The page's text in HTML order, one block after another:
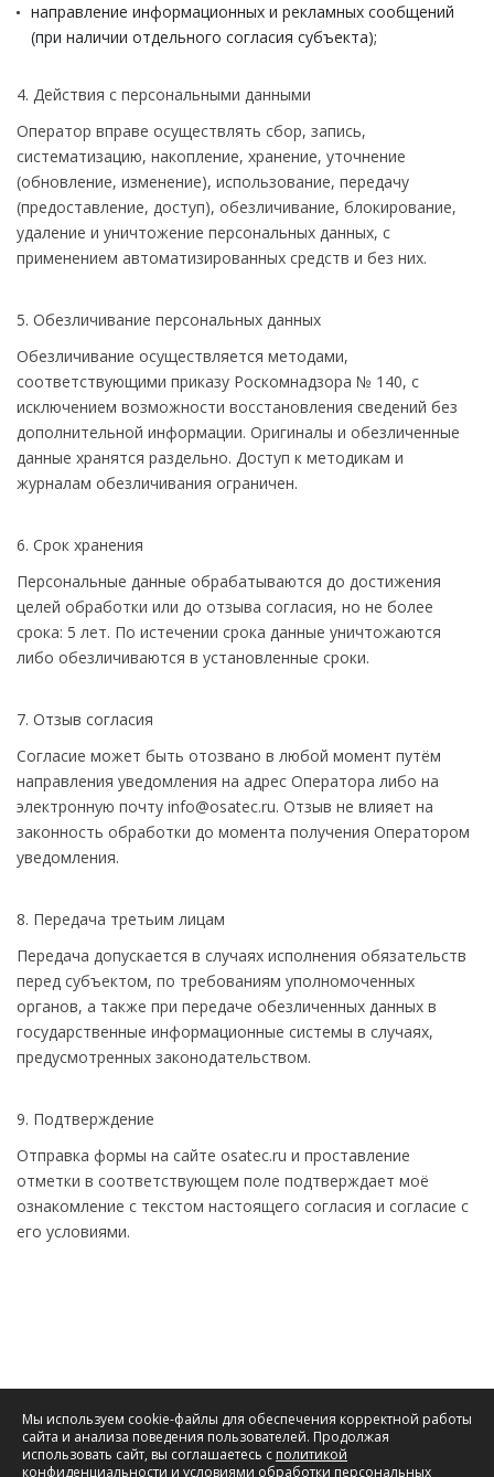
направление информационных и рекламных сообщений
(при наличии отдельного согласия субъекта);
4. Действия с персональными данными
Оператор вправе осуществлять сбор, запись,
систематизацию, накопление, хранение, уточнение
(обновление, изменение), использование, передачу
(предоставление, доступ), обезличивание, блокирование,
удаление и уничтожение персональных данных, с
применением автоматизированных средств и без них.
5. Обезличивание персональных данных
Обезличивание осуществляется методами,
соответствующими приказу Роскомнадзора № 140, с
исключением возможности восстановления сведений без
дополнительной информации. Оригиналы и обезличенные
данные хранятся раздельно. Доступ к методикам и
журналам обезличивания ограничен.
6. Срок хранения
Персональные данные обрабатываются до достижения
целей обработки или до отзыва согласия, но не более
срока: 5 лет. По истечении срока данные уничтожаются
либо обезличиваются в установленные сроки.
7. Отзыв согласия
Согласие может быть отозвано в любой момент путём
направления уведомления на адрес Оператора либо на
электронную почту info@osatec.ru. Отзыв не влияет на
законность обработки до момента получения Оператором
уведомления.
8. Передача третьим лицам
Передача допускается в случаях исполнения обязательств
перед субъектом, по требованиям уполномоченных
органов, а также при передаче обезличенных данных в
государственные информационные системы в случаях,
предусмотренных законодательством.
9. Подтверждение
Отправка формы на сайте osatec.ru и проставление
отметки в соответствующем поле подтверждает моё
ознакомление с текстом настоящего согласия и согласие с
его условиями.
Мы используем cookie-файлы для обеспечения корректной работы
сайта и анализа поведения пользователей. Продолжая
использовать сайт, вы соглашаетесь с политикой
конфиденциальности и условиями обработки персональных